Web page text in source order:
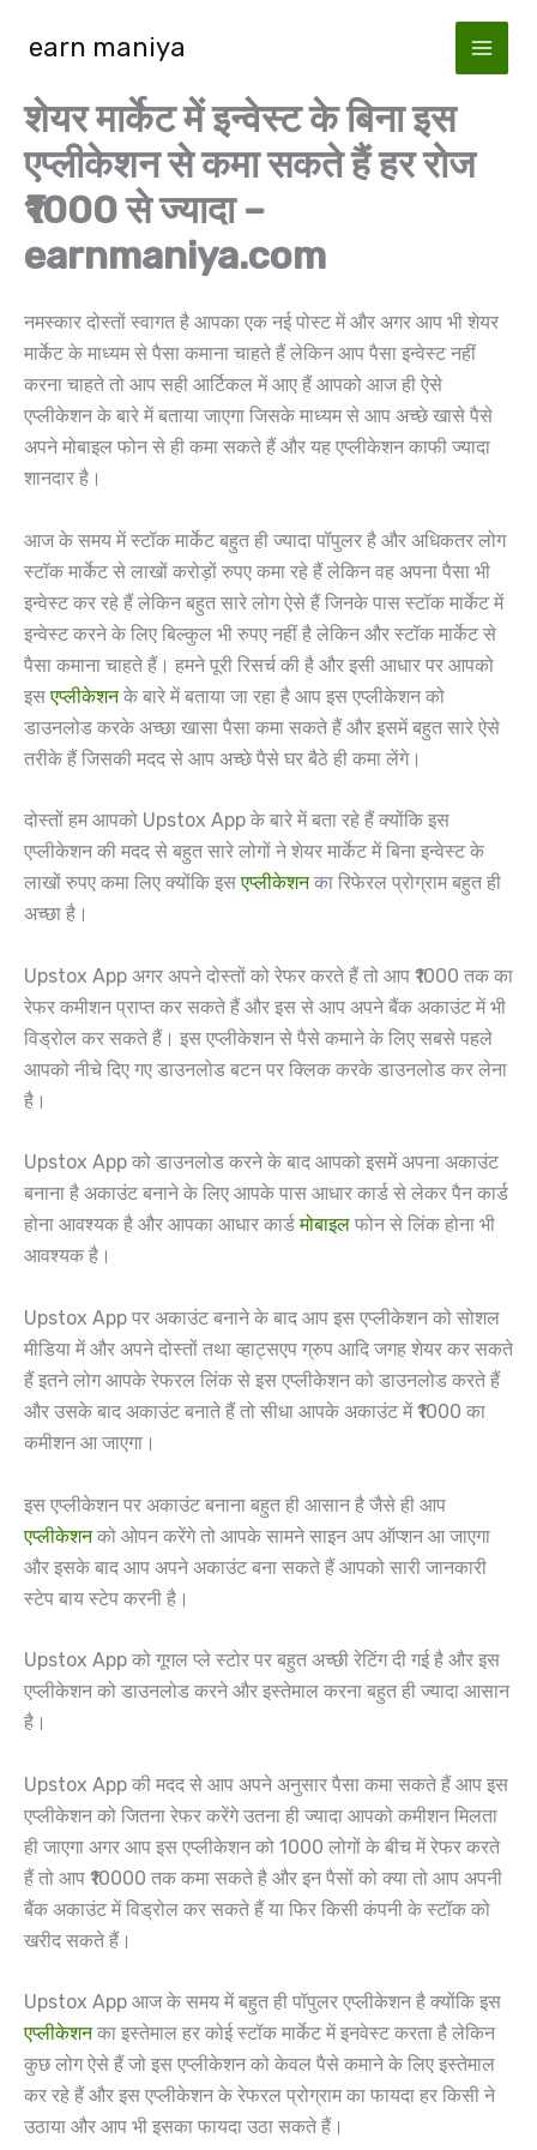
earn maniya
शेयर मार्केट में इन्वेस्ट के बिना इस
एप्लीकेशन से कमा सकते हैं हर रोज
₹1000 से ज्यादा –
earnmaniya.com
नमस्कार दोस्तों स्वागत है आपका एक नई पोस्ट में और अगर आप भी शेयर
मार्केट के माध्यम से पैसा कमाना चाहते हैं लेकिन आप पैसा इन्वेस्ट नहीं
करना चाहते तो आप सही आर्टिकल में आए हैं आपको आज ही ऐसे
एप्लीकेशन के बारे में बताया जाएगा जिसके माध्यम से आप अच्छे खासे पैसे
अपने मोबाइल फोन से ही कमा सकते हैं और यह एप्लीकेशन काफी ज्यादा
शानदार है।
आज के समय में स्टॉक मार्केट बहुत ही ज्यादा पॉपुलर है और अधिकतर लोग
स्टॉक मार्केट से लाखों करोड़ों रुपए कमा रहे हैं लेकिन वह अपना पैसा भी
इन्वेस्ट कर रहे हैं लेकिन बहुत सारे लोग ऐसे हैं जिनके पास स्टॉक मार्केट में
इन्वेस्ट करने के लिए बिल्कुल भी रुपए नहीं है लेकिन और स्टॉक मार्केट से
पैसा कमाना चाहते हैं। हमने पूरी रिसर्च की है और इसी आधार पर आपको
इसएप्लीकेशनके बारे में बताया जा रहा है आप इस एप्लीकेशन को
डाउनलोड करके अच्छा खासा पैसा कमा सकते हैं और इसमें बहुत सारे ऐसे
तरीके हैं जिसकी मदद से आप अच्छे पैसे घर बैठे ही कमा लेंगे।
दोस्तों हम आपको Upstox App के बारे में बता रहे हैं क्योंकि इस
एप्लीकेशन की मदद से बहुत सारे लोगों ने शेयर मार्केट में बिना इन्वेस्ट के
लाखों रुपए कमा लिए क्योंकि इसएप्लीकेशनका रिफेरल प्रोग्राम बहुत ही
अच्छा है।
Upstox App अगर अपने दोस्तों को रेफर करते हैं तो आप ₹1000 तक का
रेफर कमीशन प्राप्त कर सकते हैं और इस से आप अपने बैंक अकाउंट में भी
विड्रोल कर सकते हैं। इस एप्लीकेशन से पैसे कमाने के लिए सबसे पहले
आपको नीचे दिए गए डाउनलोड बटन पर क्लिक करके डाउनलोड कर लेना
है।
Upstox App को डाउनलोड करने के बाद आपको इसमें अपना अकाउंट
बनाना है अकाउंट बनाने के लिए आपके पास आधार कार्ड से लेकर पैन कार्ड
होना आवश्यक है और आपका आधार कार्डमोबाइल फोन से लिंक होना भी
आवश्यक है।
Upstox App पर अकाउंट बनाने के बाद आप इस एप्लीकेशन को सोशल
मीडिया में और अपने दोस्तों तथा व्हाट्सएप ग्रुप आदि जगह शेयर कर सकते
हैं इतने लोग आपके रेफरल लिंक से इस एप्लीकेशन को डाउनलोड करते हैं
और उसके बाद अकाउंट बनाते हैं तो सीधा आपके अकाउंट में ₹1000 का
कमीशन आ जाएगा।
इस एप्लीकेशन पर अकाउंट बनाना बहुत ही आसान है जैसे ही आप
एप्लीकेशनको ओपन करेंगे तो आपके सामने साइन अप ऑप्शन आ जाएगा
और इसके बाद आप अपने अकाउंट बना सकते हैं आपको सारी जानकारी
स्टेप बाय स्टेप करनी है।
Upstox App को गूगल प्ले स्टोर पर बहुत अच्छी रेटिंग दी गई है और इस
एप्लीकेशन को डाउनलोड करने और इस्तेमाल करना बहुत ही ज्यादा आसान
है।
Upstox App की मदद से आप अपने अनुसार पैसा कमा सकते हैं आप इस
एप्लीकेशन को जितना रेफर करेंगे उतना ही ज्यादा आपको कमीशन मिलता
ही जाएगा अगर आप इस एप्लीकेशन को 1000 लोगों के बीच में रेफर करते
हैं तो आप ₹10000 तक कमा सकते है और इन पैसों को क्या तो आप अपनी
बैंक अकाउंट में विड्रोल कर सकते हैं या फिर किसी कंपनी के स्टॉक को
खरीद सकते हैं।
Upstox App आज के समय में बहुत ही पॉपुलर एप्लीकेशन है क्योंकि इस
एप्लीकेशनका इस्तेमाल हर कोई स्टॉक मार्केट में इनवेस्ट करता है लेकिन
कुछ लोग ऐसे हैं जो इस एप्लीकेशन को केवल पैसे कमाने के लिए इस्तेमाल
कर रहे हैं और इस एप्लीकेशन के रेफरल प्रोग्राम का फायदा हर किसी ने
उठाया और आप भी इसका फायदा उठा सकते हैं।